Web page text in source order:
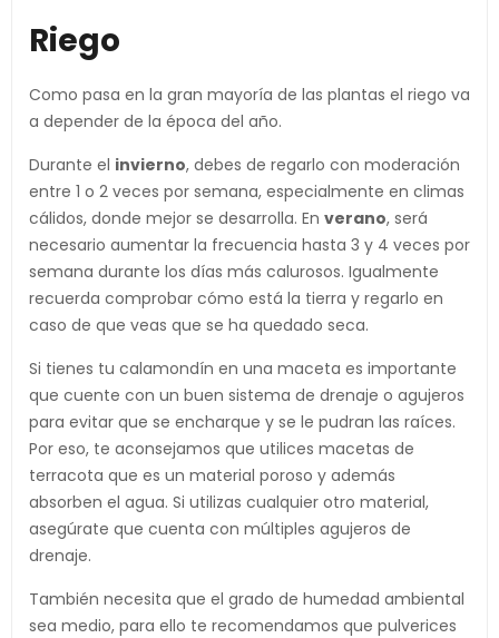
Riego
Como pasa en la gran mayoría de las plantas el riego va
a depender de la época del año.
Durante el invierno, debes de regarlo con moderación
entre 1 o 2 veces por semana, especialmente en climas
cálidos, donde mejor se desarrolla. En verano, será
necesario aumentar la frecuencia hasta 3 y 4 veces por
semana durante los días más calurosos. Igualmente
recuerda comprobar cómo está la tierra y regarlo en
caso de que veas que se ha quedado seca.
Si tienes tu calamondín en una maceta es importante
que cuente con un buen sistema de drenaje o agujeros
para evitar que se encharque y se le pudran las raíces.
Por eso, te aconsejamos que utilices macetas de
terracota que es un material poroso y además
absorben el agua. Si utilizas cualquier otro material,
asegúrate que cuenta con múltiples agujeros de
drenaje.
También necesita que el grado de humedad ambiental
sea medio, para ello te recomendamos que pulverices